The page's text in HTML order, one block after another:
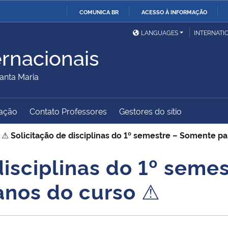
COMUNICA BR ACESSO À INFORMAÇÃO
Ministério da Defesa
Ministério das Relações
Exteriores
Ministério da Cidadania
Ministério do
Desenvolvimento Regional
Controladoria-Geral da
União
Advocacia-Geral da União Banco Central do Brasil
LANGUAGES
Maria
Contato Professores Gestores do sítio
⚠ Solicitação de disciplinas do 1º semestre – Somente
do 1º
do curso ⚠